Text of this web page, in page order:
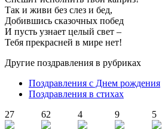
Так и живи без слез и бед,
Добившись сказочных побед
И пусть узнает целый свет –
Тебя прекрасней в мире нет!
Другие поздравления в рубриках
Поздравления с Днем рождения
Поздравления в стихах
27
62 4 9 5